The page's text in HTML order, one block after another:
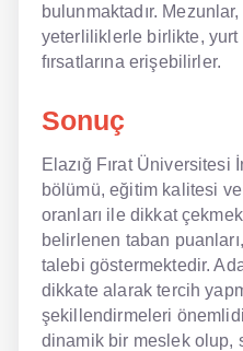
bulunmaktadır.
yeterliliklerle birlikte, yurt
fırsatlarına erişebilirler.
Sonuç
Elazığ Fırat Üniversitesi
bölümü, eğitim kalitesi
oranları ile dikkat
belirlenen taban
talebi göstermektedir.
dikkate alarak tercih
şekillendirmeleri
dinamik bir meslek olup,